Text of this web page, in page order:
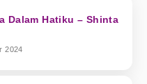
Dalam Hatiku – Shinta
2024